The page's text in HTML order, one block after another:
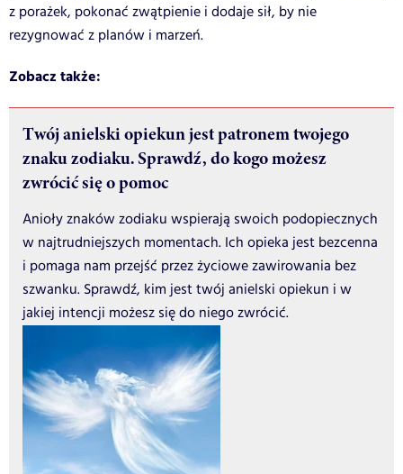
z porażek, pokonać zwątpienie i dodaje sił, by nie
rezygnować z planów i marzeń.
Zobacz także:
Twój anielski opiekun jest patronem twojego
znaku zodiaku. Sprawdź, do kogo możesz
zwrócić się o pomoc
Anioły znaków zodiaku wspierają swoich podopiecznych
w najtrudniejszych momentach. Ich opieka jest bezcenna
i pomaga nam przejść przez życiowe zawirowania bez
szwanku. Sprawdź, kim jest twój anielski opiekun i w
jakiej intencji możesz się do niego zwrócić.